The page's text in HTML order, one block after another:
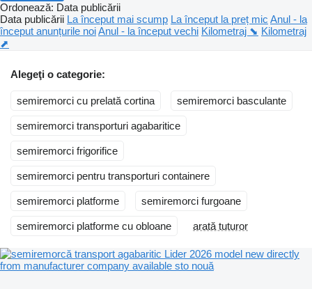
Ordonează: Data publicării
Data publicării La început mai scump La început la preț mic Anul - la
început anunțurile noiAnul - la început vechi Kilometraj ⬊ Kilometraj
⬈
Alegeţi o categorie:
semiremorci cu prelată cortina semiremorci basculante
semiremorci transporturi agabaritice
semiremorci frigorifice
semiremorci pentru transporturi containere
semiremorci platforme semiremorci furgoane
semiremorci platforme cu obloane arată tuturor